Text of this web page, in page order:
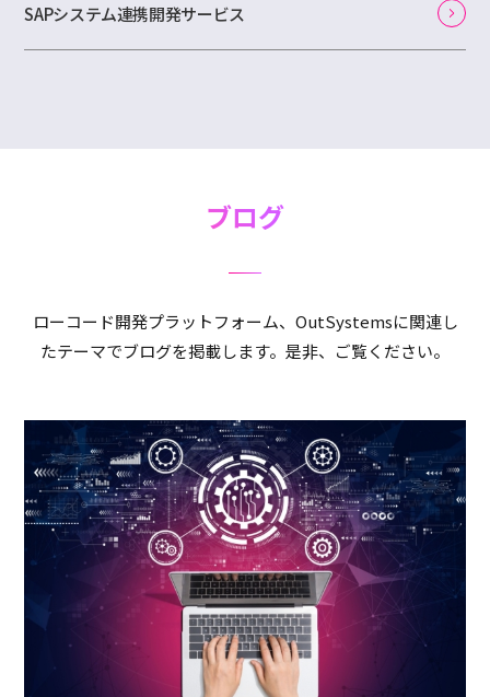
SAPシステム連携開発サービス
ブログ
ローコード開発プラットフォーム、OutSystemsに関連し
たテーマでブログを掲載します。是非、ご覧ください。